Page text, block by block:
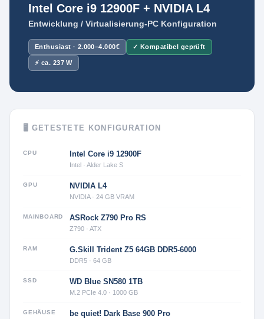
Intel Core i9 12900F + NVIDIA L4
Entwicklung / Virtualisierung-PC Konfiguration
Enthusiast · 2.000–4.000€ ✓ Kompatibel geprüft
⚡ ca. 237 W
🖥 GETESTETE KONFIGURATION
CPU Intel Core i9 12900F
Intel · Alder Lake S
GPU NVIDIA L4
NVIDIA · 24 GB VRAM
MAINBOARD ASRock Z790 Pro RS
Z790 · ATX
RAM G.Skill Trident Z5 64GB DDR5-6000
DDR5 · 64 GB
SSD WD Blue SN580 1TB
M.2 PCIe 4.0 · 1000 GB
GEHÄUSE be quiet! Dark Base 900 Pro